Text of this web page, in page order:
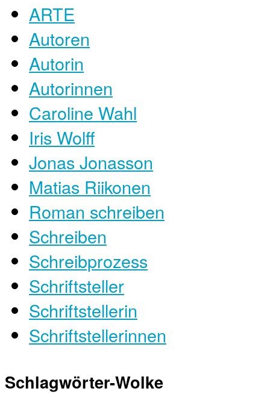
ARTE
Autoren
Autorin
Autorinnen
Caroline Wahl
Iris Wolff
Jonas Jonasson
Matias Riikonen
Roman schreiben
Schreiben
Schreibprozess
Schriftsteller
Schriftstellerin
Schriftstellerinnen
Schlagwörter-Wolke